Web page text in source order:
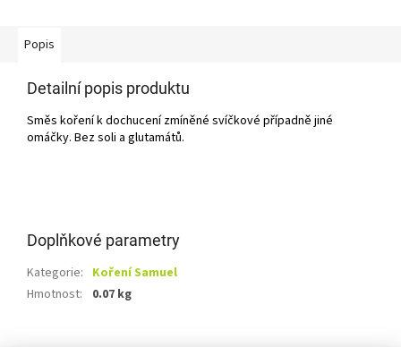
Popis
Detailní popis produktu
Směs koření k dochucení zmíněné svíčkové případně jiné
omáčky. Bez soli a glutamátů.
Doplňkové parametry
Kategorie: Koření Samuel
Hmotnost: 0.07 kg